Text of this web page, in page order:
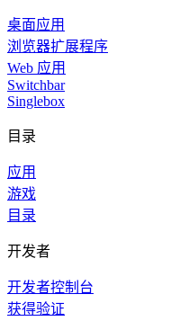
桌面应用
浏览器扩展程序
Web 应用
Switchbar
Singlebox
目录
应用
游戏
目录
开发者
开发者控制台
获得验证